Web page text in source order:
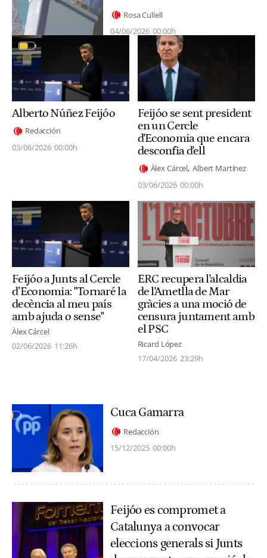
Rosa Cullell
04/06/2026 00:00h
Alberto Núñez Feijóo
Redacción
03/06/2026 00:00h
Feijóo se sent president
en un Cercle
d'Economia que encara
desconfia d'ell
Àlex Cárcel Albert Martínez
03/06/2026 00:00h
Feijóo a Junts al Cercle
d’Economia: "Tornaré la
decència al meu país
amb ajuda o sense"
Àlex Cárcel
02/06/2026 11:26h
ERC recupera l'alcaldia
de l'Ametlla de Mar
gràcies a una moció de
censura juntament amb
el PSC
Ricard López
17/04/2026 23:29h
Cuca Gamarra
Redacción
15/12/2025 00:00h
Feijóo es compromet a
Catalunya a convocar
eleccions generals si Junts